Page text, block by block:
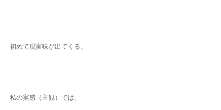
初めて現実味が出てくる。
私の実感（主観）では、